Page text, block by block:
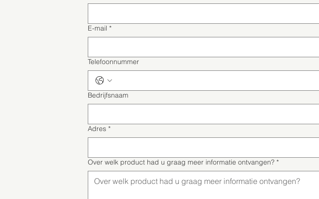
E-mail *
Telefoonnummer
Bedrijfsnaam
Adres *
Over welk product had u graag meer informatie ontvangen? *